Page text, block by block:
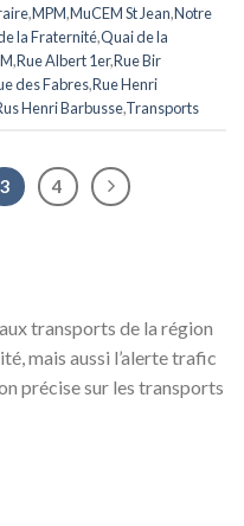
,MPM,MuCEM St Jean,Notre
la Fraternité,Quai de la
,Rue Albert 1er,Rue Bir
des Fabres,Rue Henri
Henri Barbusse,Transports
3 4
transports de la région
mais aussi l’alerte trafic
précise sur les transports